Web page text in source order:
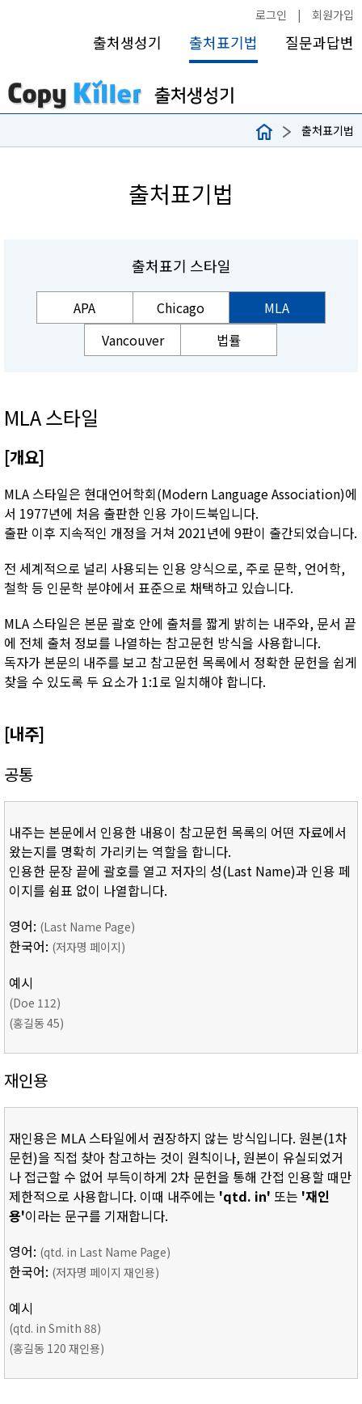
로그인 | 회원가입
출처생성기 출처표기법 질문과답변
출처표기법
출처표기법
출처표기 스타일
APA Chicago
MLA
Vancouver
법률
MLA 스타일
[개요]
MLA 스타일은 현대언어학회(Modern Language Association)에
서 1977년에 처음 출판한 인용 가이드북입니다.
출판 이후 지속적인 개정을 거쳐 2021년에 9판이 출간되었습니다.
전 세계적으로 널리 사용되는 인용 양식으로, 주로 문학, 언어학,
철학 등 인문학 분야에서 표준으로 채택하고 있습니다.
MLA 스타일은 본문 괄호 안에 출처를 짧게 밝히는 내주와, 문서 끝
에 전체 출처 정보를 나열하는 참고문헌 방식을 사용합니다.
독자가 본문의 내주를 보고 참고문헌 목록에서 정확한 문헌을 쉽게
찾을 수 있도록 두 요소가 1:1로 일치해야 합니다.
[내주]
공통
내주는 본문에서 인용한 내용이 참고문헌 목록의 어떤 자료에서
왔는지를 명확히 가리키는 역할을 합니다.
인용한 문장 끝에 괄호를 열고 저자의 성(Last Name)과 인용 페
이지를 쉼표 없이 나열합니다.
영어: (Last Name Page)
한국어: (저자명 페이지)
예시
(Doe 112)
(홍길동 45)
재인용
재인용은 MLA 스타일에서 권장하지 않는 방식입니다. 원본(1차
문헌)을 직접 찾아 참고하는 것이 원칙이나, 원본이 유실되었거
나 접근할 수 없어 부득이하게 2차 문헌을 통해 간접 인용할 때만
제한적으로 사용합니다. 이때 내주에는 'qtd. in' 또는 '재인
용'이라는 문구를 기재합니다.
영어: (qtd. in Last Name Page)
한국어: (저자명 페이지 재인용)
예시
(qtd. in Smith 88)
(홍길동 120 재인용)